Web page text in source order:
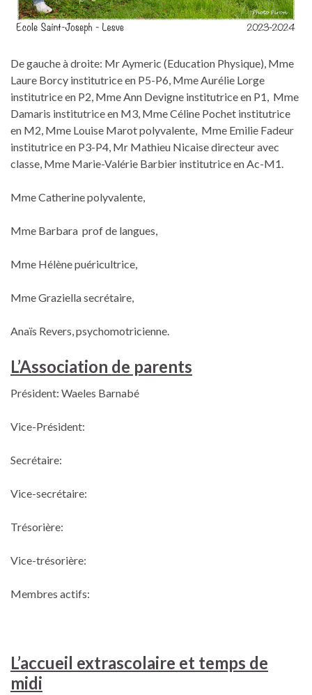
De gauche à droite: Mr Aymeric (Education Physique), Mme
Laure Borcy institutrice en P5-P6, Mme Aurélie Lorge
institutrice en P2, Mme Ann Devigne institutrice en P1, Mme
Damaris institutrice en M3, Mme Céline Pochet institutrice
en M2, Mme Louise Marot polyvalente, Mme Emilie Fadeur
institutrice en P3-P4, Mr Mathieu Nicaise directeur avec
classe, Mme Marie-Valérie Barbier institutrice en Ac-M1.
Mme Catherine polyvalente,
Mme Barbara prof de langues,
Mme Hélène puéricultrice,
Mme Graziella secrétaire,
Anaïs Revers, psychomotricienne.
L’Association de parents
Président: Waeles Barnabé
Vice-Président:
Secrétaire:
Vice-secrétaire:
Trésorière:
Vice-trésorière:
Membres actifs:
L’accueil extrascolaire et temps de
midi